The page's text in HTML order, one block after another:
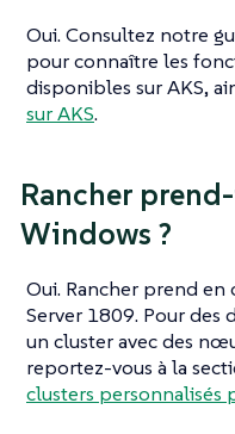
Oui. Consultez notre
pour connaître les
disponibles sur AKS,
sur AKS.
Rancher
Windows ?
Oui. Rancher prend
Server 1809. Pour des
un cluster avec des
reportez-vous à la
clusters personnalisés